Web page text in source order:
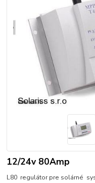
12/24v 80Amp
L80 regulátor pre solárné